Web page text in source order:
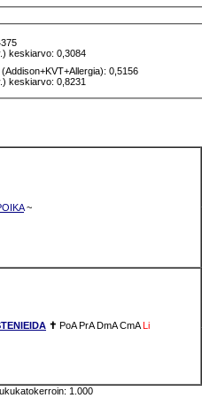
keskiarvo: 0,3084
0,5156
keskiarvo: 0,8231
~
✝ PoA PrA DmA CmA Li
1.000